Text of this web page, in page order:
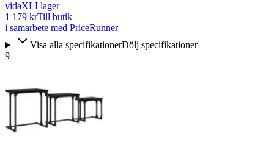
vidaXLI lager
1 179 krTill butik
i samarbete med PriceRunner
Visa alla specifikationerDölj specifikationer
9